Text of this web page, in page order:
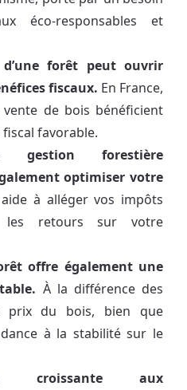
éco-responsables et
d’une forêt peut ouvrir
fiscaux. En France,
de bois bénéficient
favorable.
forestière
optimiser votre
aide à alléger vos impôts
les retours sur votre
offre également une
À la différence des
prix du bois, bien que
à la stabilité sur le
croissante aux